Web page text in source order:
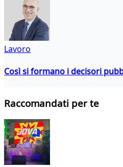
Lavoro
Così si formano i decisori
Raccomandati per te